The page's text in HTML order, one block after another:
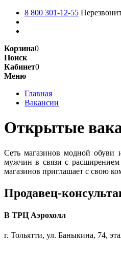
8 800 301-12-55
Корзина0
Поиск
Кабинет0
Меню
Главная
Вакансии
Открытые
Сеть магазинов модной обуви
мужчин в связи с
магазинов приглашает с свою
Продавец-
В ТРЦ Аэрохолл
г. Тольятти, ул. Баныкина, 74,